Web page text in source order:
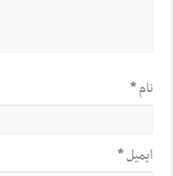
نام*
ایمیل*